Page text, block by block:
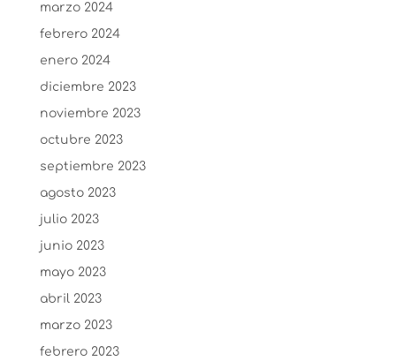
marzo 2024
febrero 2024
enero 2024
diciembre 2023
noviembre 2023
octubre 2023
septiembre 2023
agosto 2023
julio 2023
junio 2023
mayo 2023
abril 2023
marzo 2023
febrero 2023